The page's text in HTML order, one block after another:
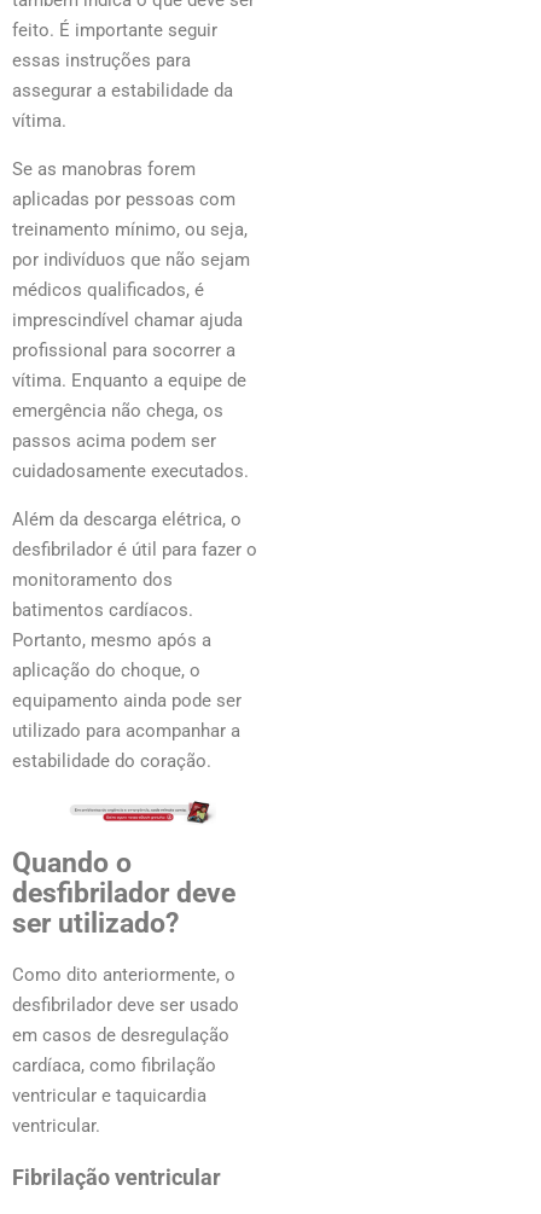
feito. É importante seguir
essas instruções para
assegurar a estabilidade da
vítima.
Se as manobras forem
aplicadas por pessoas com
treinamento mínimo, ou seja,
por indivíduos que não sejam
médicos qualificados, é
imprescindível chamar ajuda
profissional para socorrer a
vítima. Enquanto a equipe de
emergência não chega, os
passos acima podem ser
cuidadosamente executados.
Além da descarga elétrica, o
desfibrilador é útil para fazer o
monitoramento dos
batimentos cardíacos.
Portanto, mesmo após a
aplicação do choque, o
equipamento ainda pode ser
utilizado para acompanhar a
estabilidade do coração.
Quando o
desfibrilador deve
ser utilizado?
Como dito anteriormente, o
desfibrilador deve ser usado
em casos de desregulação
cardíaca, como fibrilação
ventricular e taquicardia
ventricular.
Fibrilação ventricular